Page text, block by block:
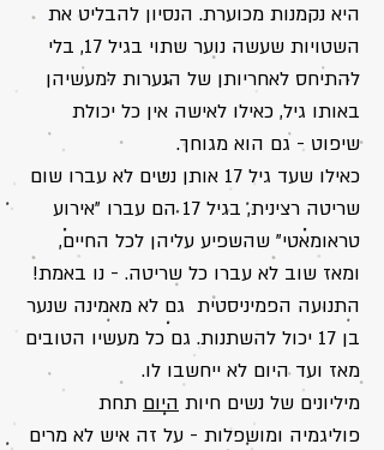
היא נקמנות מכוערת. הנסיון להבליט את
השטויות שעשה נוער שתוי בגיל 17, בלי
להתיחס לאחריותן של הנערות למעשיהן
באותו גיל, כאילו לאישה אין כל יכולת
שיפוט - גם הוא מגוחך.
כאילו שעד גיל 17 אותן נשים לא עברו שום
שריטה רצינית, בגיל 17 הם עברו "אירוע
טראומאטי" שהשפיע עליהן לכל החיים,
ומאז שוב לא עברו כל שריטה. - נו באמת!
התנועה הפמיניסטית גם לא מאמינה שנער
בן 17 יכול להשתנות. גם כל מעשיו הטובים
מאז ועד היום לא ייחשבו לו.
מיליונים של נשים חיות היום תחת
פוליגמיה ומושפלות - על זה איש לא מרים